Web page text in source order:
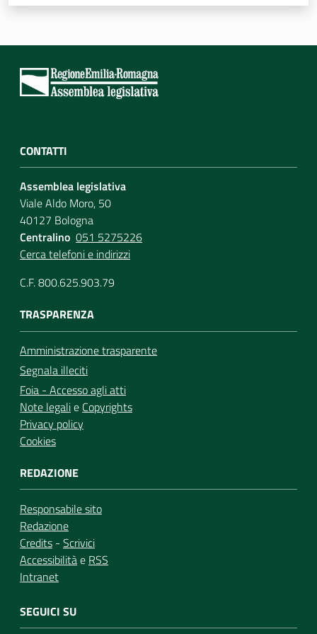
Per i cittadini
CONTATTI
Assemblea legislativa
Viale Aldo Moro, 50
40127 Bologna
Centralino 051 5275226
Cerca telefoni e indirizzi
C.F. 800.625.903.79
TRASPARENZA
Amministrazione trasparente
Segnala illeciti
Foia - Accesso agli atti
Note legalie Copyrights
Privacy policy
Cookies
REDAZIONE
Responsabile sito
Redazione
Credits - Scrivici
Accessibilitàe RSS
Intranet
SEGUICI SU